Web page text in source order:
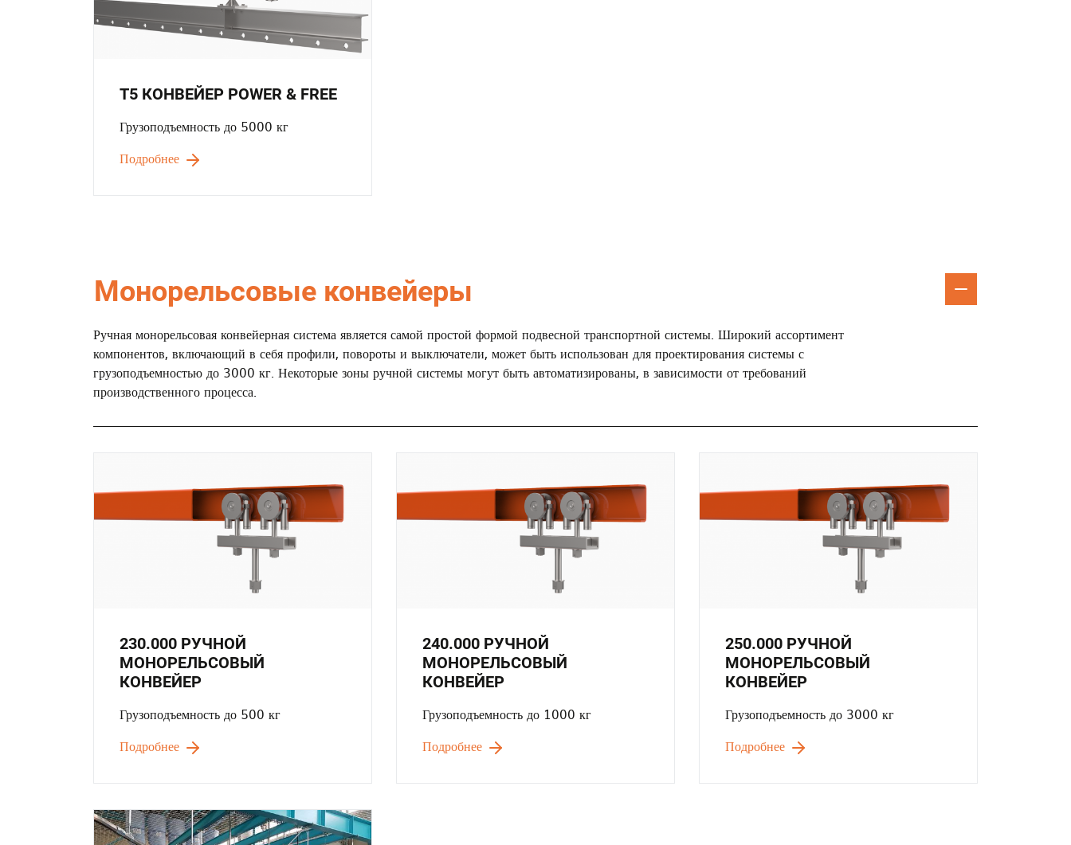
T5 КОНВЕЙЕР POWER & FREE
Грузоподъемность до 5000 кг
Подробнее
Монорельсовые конвейеры
Ручная монорельсовая конвейерная система является самой простой формой подвесной транспортной системы. Широкий ассортимент
компонентов, включающий в себя профили, повороты и выключатели, может быть использован для проектирования системы с
грузоподъемностью до 3000 кг. Некоторые зоны ручной системы могут быть автоматизированы, в зависимости от требований
производственного процесса.
230.000 РУЧНОЙ
МОНОРЕЛЬСОВЫЙ
КОНВЕЙЕР
Грузоподъемность до 500 кг
Подробнее
240.000 РУЧНОЙ
МОНОРЕЛЬСОВЫЙ
КОНВЕЙЕР
Грузоподъемность до 1000 кг
Подробнее
250.000 РУЧНОЙ
МОНОРЕЛЬСОВЫЙ
КОНВЕЙЕР
Грузоподъемность до 3000 кг
Подробнее